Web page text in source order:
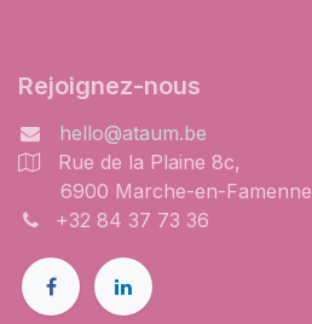
Rejoignez-nous
hello@ataum.be
Rue de la Plaine 8c,
6900 Marche-en-Famenne
+32 84 37 73 36